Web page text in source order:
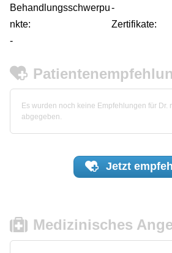
Behandlungsschwerpu
nkte:
-
Zertifikate:
-
Es wurden noch keine Empfehlungen für Dr.
abgegeben.
Jetzt
Medizinisches